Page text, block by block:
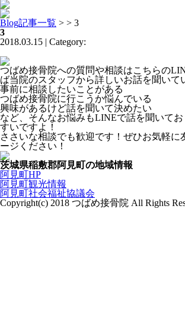
Blog記事一覧 > > 3
3
2018.03.15 | Category:
つばめ接骨院への質問や相談はこちらの
ば当院のスタッフから詳しいお話を聞いて
事前に相談したいことがある
つばめ接骨院に行こうか悩んでいる
興味があるけど話を聞いて決めたい
など、そんなお悩みもLINEで話を聞いて
すいですよ！
ささいな相談でも歓迎です！ぜひお気軽に
ージください！
茨城県稲敷郡阿見町の地域情報
阿見町HP
阿見町観光情報
阿見町社会福祉協議会
Copyright(c) 2018 つばめ接骨院 All Rights